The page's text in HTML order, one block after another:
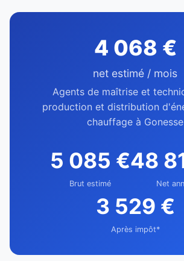
4 068 €
net estimé / mois
Agents de maîtrise et
production et distribution
chauffage à Gonesse
5 085 €
Brut estimé
48
Net
3 529 €
Après impôt*